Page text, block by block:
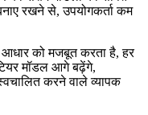
रखने से, उपयोगकर्ता कम
को मजबूत करता है, हर
मॉडल आगे बढ़ेंगे,
करने वाले व्यापक